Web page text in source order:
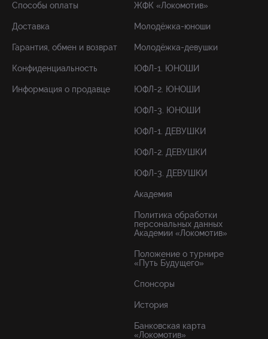
Способы оплаты
Доставка
Гарантия, обмен и возврат
Конфиденциальность
Информация о продавце
ЖФК «Локомотив»
Молодёжка-юноши
Молодёжка-девушки
ЮФЛ-1. ЮНОШИ
ЮФЛ-2. ЮНОШИ
ЮФЛ-3. ЮНОШИ
ЮФЛ-1. ДЕВУШКИ
ЮФЛ-2. ДЕВУШКИ
ЮФЛ-3. ДЕВУШКИ
Академия
Политика обработки
персональных данных
Академии «Локомотив»
Положение о турнире
«Путь Будущего»
Спонсоры
История
Банковская карта
«Локомотив»